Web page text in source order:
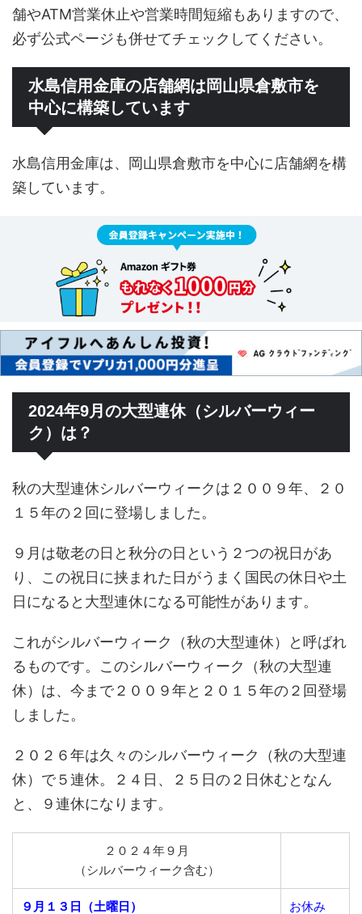
舗やATM営業休止や営業時間短縮もありますので、
必ず公式ページも併せてチェックしてください。
水島信用金庫の店舗網は岡山県倉敷市を
中心に構築しています
水島信用金庫は、岡山県倉敷市を中心に店舗網を構
築しています。
2024年9月の大型連休（シルバーウィー
ク）は？
秋の大型連休シルバーウィークは２００９年、２０
１５年の２回に登場しました。
９月は敬老の日と秋分の日という２つの祝日があ
り、この祝日に挟まれた日がうまく国民の休日や土
日になると大型連休になる可能性があります。
これがシルバーウィーク（秋の大型連休）と呼ばれ
るものです。このシルバーウィーク（秋の大型連
休）は、今まで２００９年と２０１５年の２回登場
しました。
２０２６年は久々のシルバーウィーク（秋の大型連
休）で５連休。２４日、２５日の２日休むとなん
と、９連休になります。
２０２４年９月
（シルバーウィーク含む）
９月１３日（土曜日） お休み